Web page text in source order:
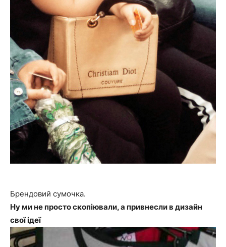
Брендовий сумочка.
Ну ми не просто скопіювали, а привнесли в дизайн
свої ідеї